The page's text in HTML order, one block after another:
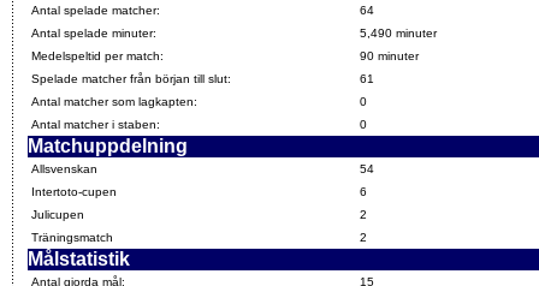
Antal spelade matcher:
64
Antal spelade minuter:
5,490 minuter
Medelspeltid per match:
90 minuter
Spelade matcher från början till slut:
61
Antal matcher som lagkapten:
0
Antal matcher i staben:
0
Matchuppdelning
Allsvenskan
54
Intertoto-cupen
6
Julicupen
2
Träningsmatch
2
Målstatistik
Antal gjorda mål:
15